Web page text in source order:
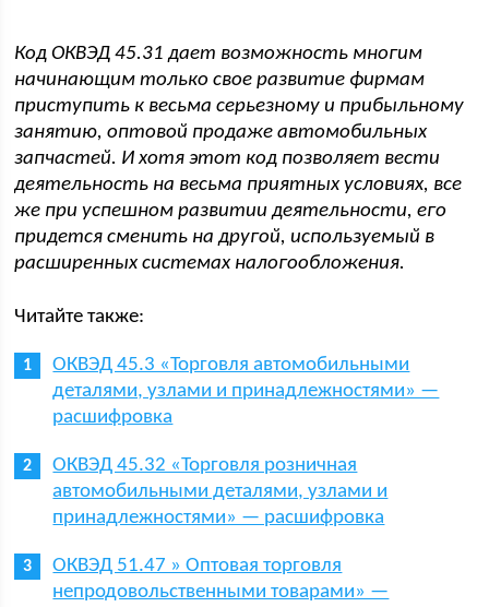
КодОКВЭД 45.31 дает возможность многим
начинающим только свое развитие фирмам
приступить к весьма серьезному и прибыльному
занятию, оптовой продаже автомобильных
запчастей. И хотя этот код позволяет вести
деятельность на весьма приятных условиях, все
же при успешном развитии деятельности, его
придется сменить на другой, используемый в
расширенных системах налогообложения.
Читайте также:
ОКВЭД 45.3 «Торговля автомобильными
деталями, узлами и принадлежностями» —
расшифровка
ОКВЭД 45.32 «Торговля розничная
автомобильными деталями, узлами и
принадлежностями» — расшифровка
ОКВЭД 51.47 » Оптовая торговля
непродовольственными товарами» —